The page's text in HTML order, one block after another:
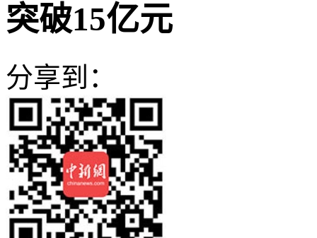
突破15亿元
分享到：